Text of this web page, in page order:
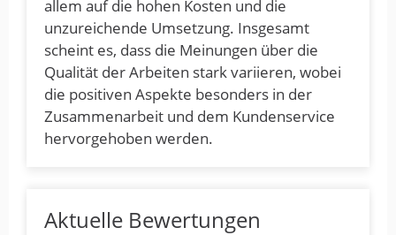
allem auf die hohen Kosten und die
unzureichende Umsetzung. Insgesamt
scheint es, dass die Meinungen über die
Qualität der Arbeiten stark variieren, wobei
die positiven Aspekte besonders in der
Zusammenarbeit und dem Kundenservice
hervorgehoben werden.
Aktuelle Bewertungen